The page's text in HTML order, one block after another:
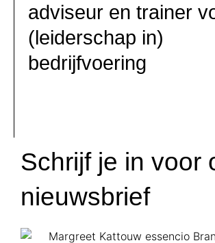
adviseur en trainer
(leiderschap in)
bedrijfvoering
Schrijf je in voor
nieuwsbrief